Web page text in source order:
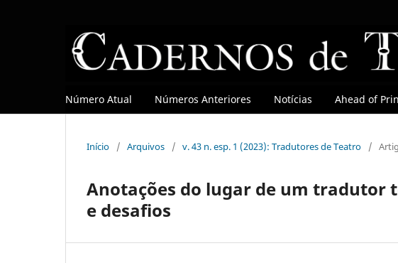
Número Atual Números Anteriores Notícias Ahead of
Início / Arquivos / v. 43 n. esp. 1 (2023): Tradutores de Teatro /
Anotações do lugar de um tradutor
e desafios